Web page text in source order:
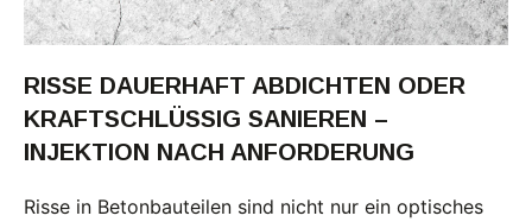
RISSE DAUERHAFT ABDICHTEN ODER
KRAFTSCHLÜSSIG SANIEREN –
INJEKTION NACH ANFORDERUNG
Risse in Betonbauteilen sind nicht nur ein optisches